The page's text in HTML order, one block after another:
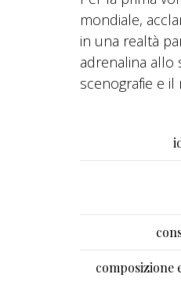
mondiale,
in una realtà
adrenalina allo
scenografie e
composizione